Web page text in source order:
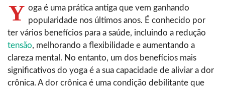
Y oga é uma prática antiga que vem ganhando
popularidade nos últimos anos. É conhecido por
ter vários benefícios para a saúde, incluindo a redução
tensão, melhorando a flexibilidade e aumentando a
clareza mental. No entanto, um dos benefícios mais
significativos do yoga é a sua capacidade de aliviar a dor
crônica. A dor crônica é uma condição debilitante que